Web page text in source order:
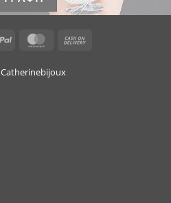
PayPal MasterCard
Catherinebijoux